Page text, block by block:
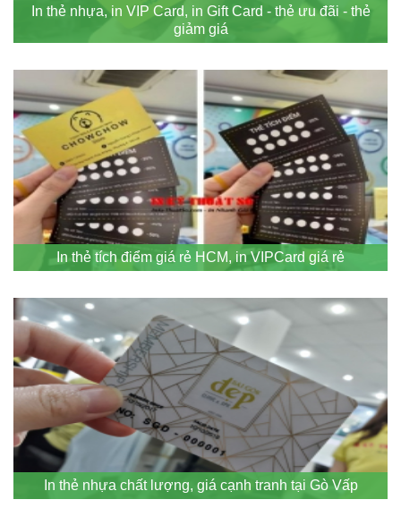
In thẻ nhựa, in VIP Card, in Gift Card - thẻ ưu đãi - thẻ
giảm giá
In thẻ tích điểm giá rẻ HCM, in VIPCard giá rẻ
In thẻ nhựa chất lượng, giá cạnh tranh tại Gò Vấp